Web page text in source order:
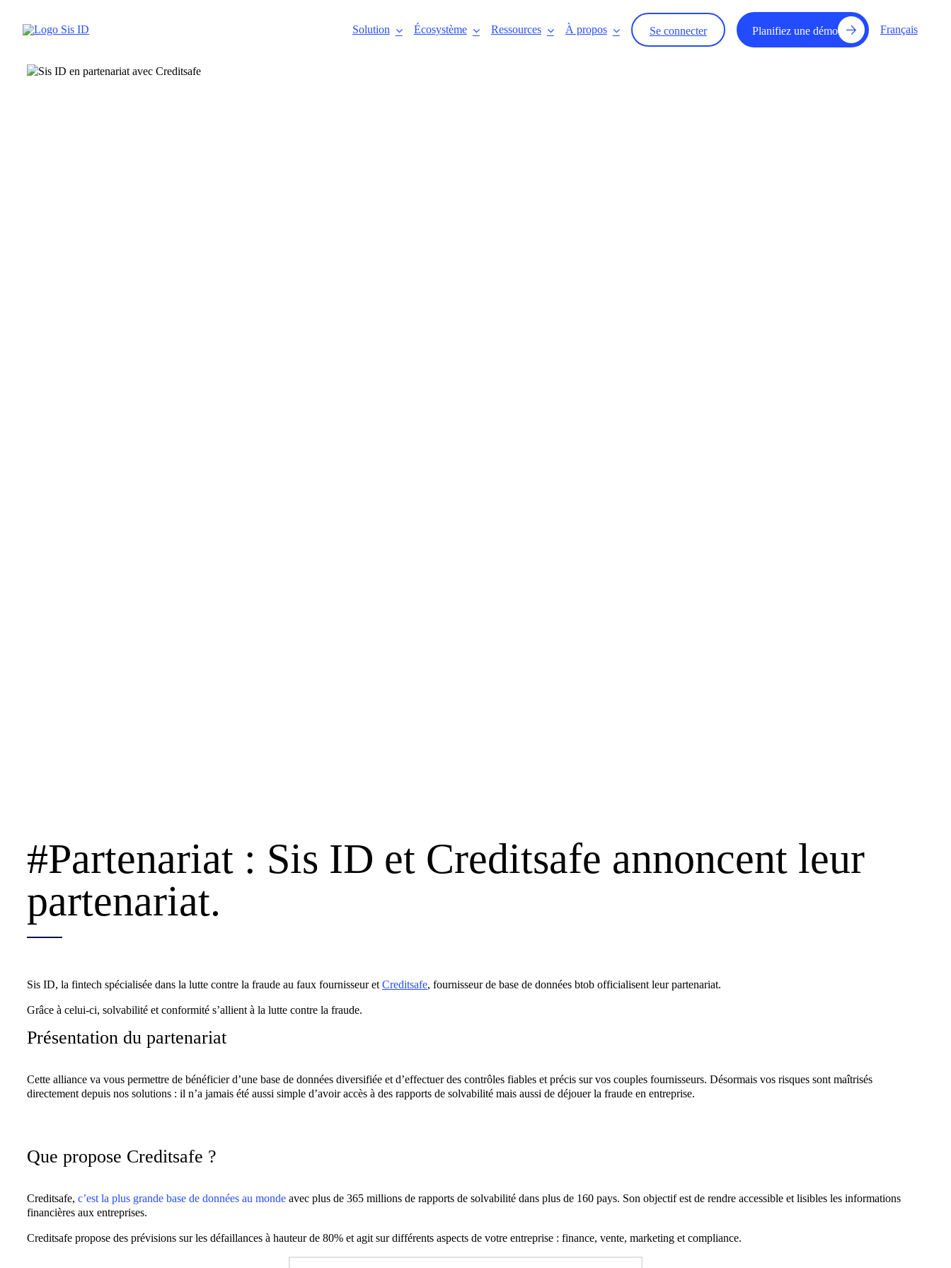
contenu
Solution Écosystème Ressources À propos Se connecter Planifiez une démo Français
#Partenariat : Sis ID et Creditsafe annoncent leur
partenariat.
Sis ID, la fintech spécialisée dans la lutte contre la fraude au faux fournisseur et Creditsafe, fournisseur de base de données btob officialisent leur partenariat.
Grâce à celui-ci, solvabilité et conformité s’allient à la lutte contre la fraude.
Présentation du partenariat
Cette alliance va vous permettre de bénéficier d’une base de données diversifiée et d’effectuer des contrôles fiables et précis sur vos couples fournisseurs. Désormais vos risques sont maîtrisés
directement depuis nos solutions : il n’a jamais été aussi simple d’avoir accès à des rapports de solvabilité mais aussi de déjouer la fraude en entreprise.
Que propose Creditsafe ?
Creditsafe, c’est la plus grande base de données au monde avec plus de 365 millions de rapports de solvabilité dans plus de 160 pays. Son objectif est de rendre accessible et lisibles les informations
financières aux entreprises.
Creditsafe propose des prévisions sur les défaillances à hauteur de 80% et agit sur différents aspects de votre entreprise : finance, vente, marketing et compliance.